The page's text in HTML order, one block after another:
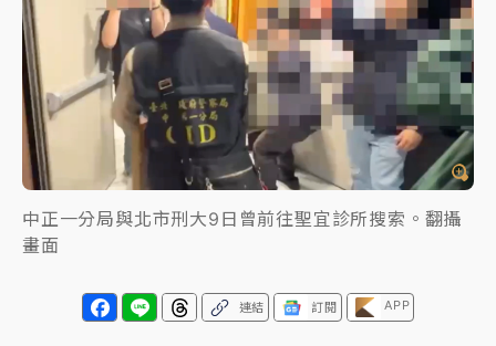
中颱白海豚風雨來了！中部以北防豪雨 今晚、明天影
響最劇烈
白海豚逼近！北市水門只出不進 未移置車輛最高罰
4800＋拖吊費
中正一分局與北市刑大9日曾前往聖宜診所搜索。翻攝
畫面
連結 訂閱 APP